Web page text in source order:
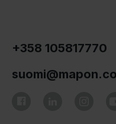
+358 105817770